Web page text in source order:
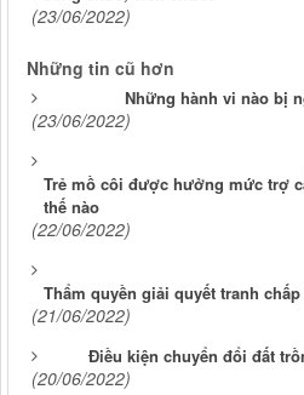
(23/06/2022)
Những tin cũ hơn
Những hành vi nào bị
(23/06/2022)
Trẻ mồ côi được hưởng mức trợ
thế nào
(22/06/2022)
Thẩm quyền giải quyết tranh
(21/06/2022)
Điều kiện chuyển đổi đất
(20/06/2022)